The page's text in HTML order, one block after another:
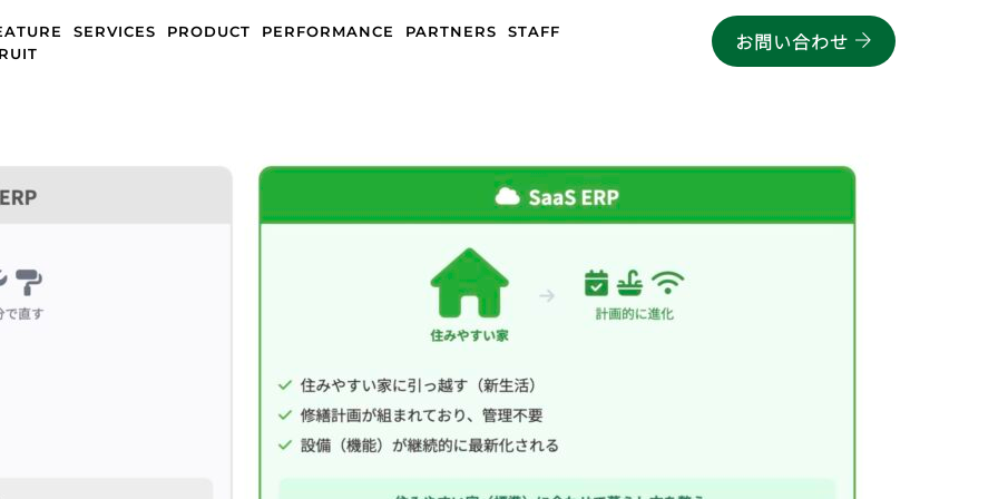
SERVICES PRODUCT PERFORMANCE PARTNERS
STAFF
お問い合わせ